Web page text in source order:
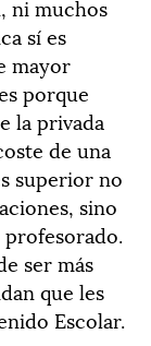
ni muchos
sí es
mayor
porque
la privada
de una
superior no
sino
ser más
que les
Escolar.